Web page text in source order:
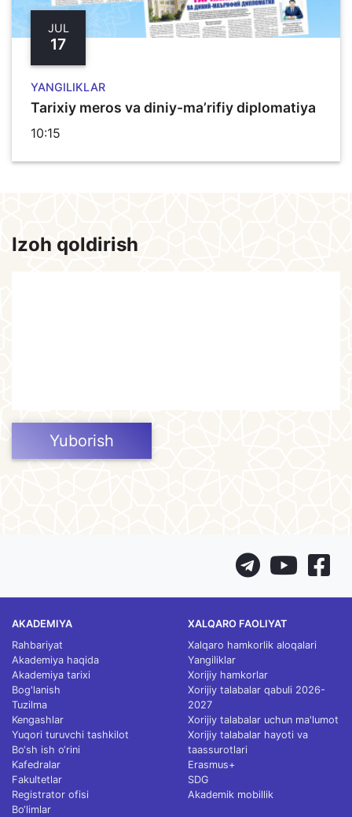
JUL
17
YANGILIKLAR
Tarixiy meros va diniy-ma’rifiy diplomatiya
10:15
Izoh qoldirish
Yuborish
AKADEMIYA
Rahbariyat
Akademiya haqida
Akademiya tarixi
Bog'lanish
Tuzilma
Kengashlar
Yuqori turuvchi tashkilot
Bo‘sh ish o‘rini
Kafedralar
Fakultetlar
Registrator ofisi
Bo‘limlar
XALQARO FAOLIYAT
Xalqaro hamkorlik aloqalari
Yangiliklar
Xorijiy hamkorlar
Xorijiy talabalar qabuli 2026-
2027
Xorijiy talabalar uchun ma'lumot
Xorijiy talabalar hayoti va
taassurotlari
Erasmus+
SDG
Akademik mobillik